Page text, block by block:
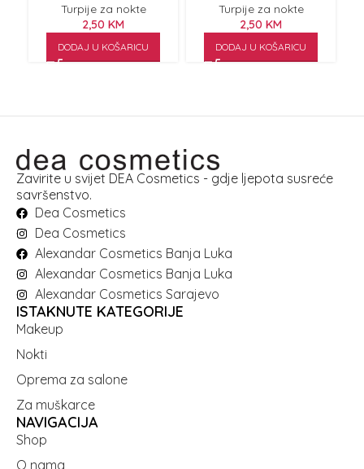
Turpije za nokte
2,50 KM
DODAJ U KOŠARICU
Turpije za nokte
2,50 KM
DODAJ U KOŠARICU
Zavirite u svijet DEA Cosmetics - gdje ljepota susreće
savršenstvo.
Dea Cosmetics
Dea Cosmetics
Alexandar Cosmetics Banja Luka
Alexandar Cosmetics Banja Luka
Alexandar Cosmetics Sarajevo
ISTAKNUTE KATEGORIJE
Makeup
Nokti
Oprema za salone
Za muškarce
NAVIGACIJA
Shop
O nama